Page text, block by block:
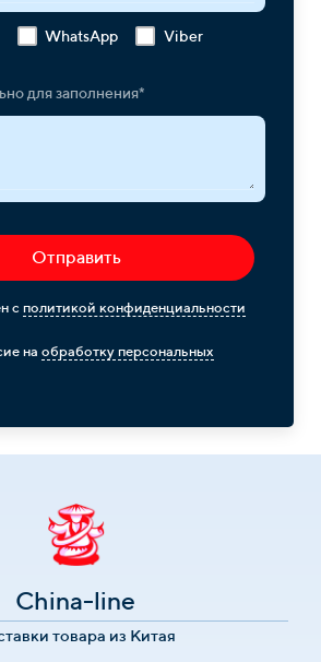
WhatsApp Viber
для заполнения*
Отправить
с политикой конфиденциальности
на обработку персональных
China-line
товара из Китая